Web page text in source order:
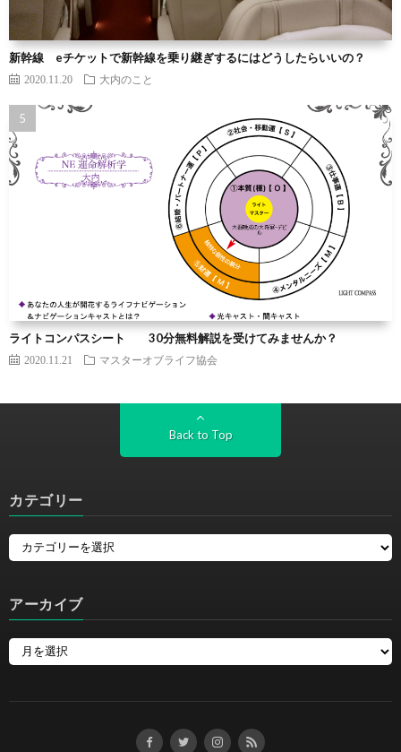
新幹線 eチケットで新幹線を乗り継ぎするにはどうしたらいいの？
2020.11.20 大内のこと
ライトコンパスシート 30分無料解説を受けてみませんか？
2020.11.21 マスターオブライフ協会
Back to Top
カテゴリー
アーカイブ